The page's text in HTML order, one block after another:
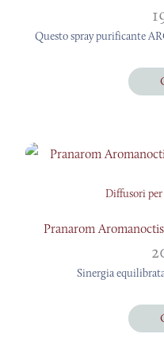
Questo spray purificante
Diffusori
Pranarom
Sinergia